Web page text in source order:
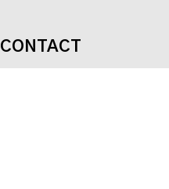
CONTACT